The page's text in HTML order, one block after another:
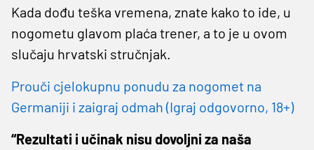
Kada dođu teška vremena, znate kako to ide, u
nogometu glavom plaća trener, a to je u ovom
slučaju hrvatski stručnjak.
Prouči cjelokupnu ponudu za nogomet na
Germaniji i zaigraj odmah (Igraj odgovorno, 18+)
“Rezultati i učinak nisu dovoljni za naša